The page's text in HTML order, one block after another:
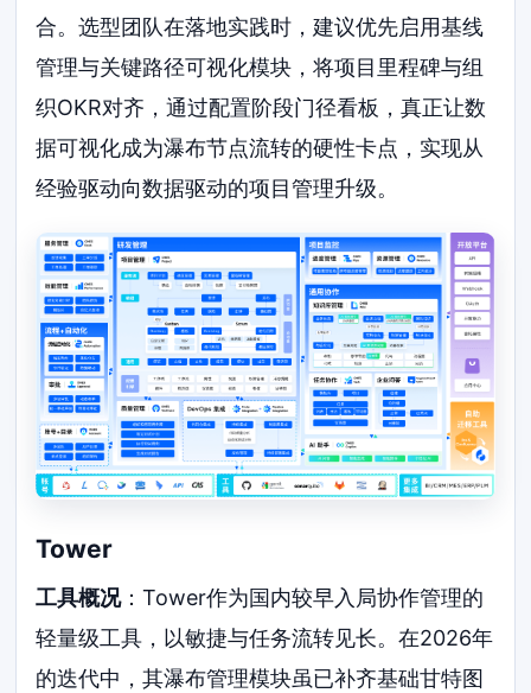
合。选型团队在落地实践时，建议优先启用基线
管理与关键路径可视化模块，将项目里程碑与组
织OKR对齐，通过配置阶段门径看板，真正让数
据可视化成为瀑布节点流转的硬性卡点，实现从
经验驱动向数据驱动的项目管理升级。
Tower
工具概况：Tower作为国内较早入局协作管理的
轻量级工具，以敏捷与任务流转见长。在2026年
的迭代中，其瀑布管理模块虽已补齐基础甘特图